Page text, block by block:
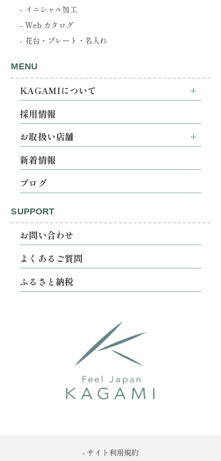
イニシャル加工
Web カタログ
花台・プレート・名入れ
MENU
KAGAMIについて
採用情報
お取扱い店舗
新着情報
ブログ
SUPPORT
お問い合わせ
よくあるご質問
ふるさと納税
- サイト利用規約